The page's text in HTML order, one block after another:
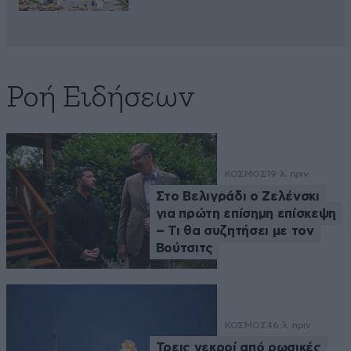
Ροή Ειδήσεων
ΚΟΣΜΟΣ 19 λ. πριν
Στο Βελιγράδι ο Ζελένσκι
για πρώτη επίσημη επίσκεψη
– Τι θα συζητήσει με τον
Βούτσιτς
ΚΟΣΜΟΣ46 λ. πριν
Τρεις νεκροί από ρωσικές